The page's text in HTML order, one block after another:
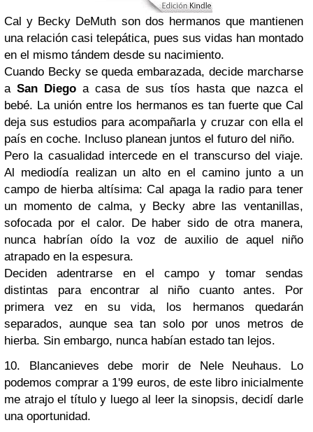
Cal y Becky DeMuth son dos hermanos que mantienen
una relación casi telepática, pues sus vidas han montado
en el mismo tándem desde su nacimiento.
Cuando Becky se queda embarazada, decide marcharse
a San Diego a casa de sus tíos hasta que nazca el
bebé. La unión entre los hermanos es tan fuerte que Cal
deja sus estudios para acompañarla y cruzar con ella el
país en coche. Incluso planean juntos el futuro del niño.
Pero la casualidad intercede en el transcurso del viaje.
Al mediodía realizan un alto en el camino junto a un
campo de hierba altísima: Cal apaga la radio para tener
un momento de calma, y Becky abre las ventanillas,
sofocada por el calor. De haber sido de otra manera,
nunca habrían oído la voz de auxilio de aquel niño
atrapado en la espesura.
Deciden adentrarse en el campo y tomar sendas
distintas para encontrar al niño cuanto antes. Por
primera vez en su vida, los hermanos quedarán
separados, aunque sea tan solo por unos metros de
hierba. Sin embargo, nunca habían estado tan lejos.
10. Blancanieves debe morir de Nele Neuhaus. Lo
podemos comprar a 1'99 euros, de este libro inicialmente
me atrajo el título y luego al leer la sinopsis, decidí darle
una oportunidad.